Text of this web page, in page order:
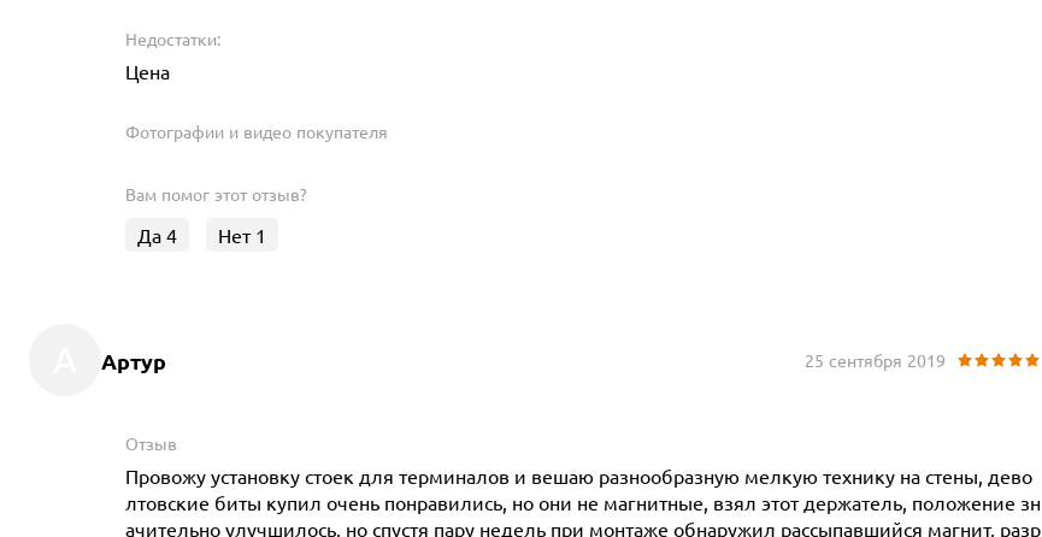
Недостатки:
Цена
Фотографии и видео покупателя
Вам помог этот отзыв?
Да 4 Нет 1
Артур 25 сентября 2019
Отзыв
Провожу установку стоек для терминалов и вешаю разнообразную мелкую технику на стены, дево
лтовские биты купил очень понравились, но они не магнитные, взял этот держатель, положение зн
ачительно улучшилось, но спустя пару недель при монтаже обнаружил рассыпавшийся магнит, разр